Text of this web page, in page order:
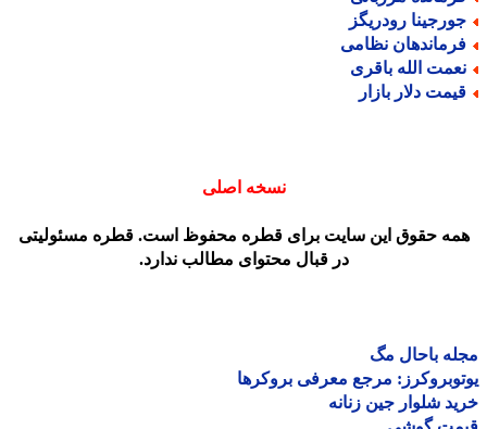
رودریگز
نظامی
الله باقری
دلار بازار
نسخه اصلی
حقوق این سایت برای قطره محفوظ است. قطره مسئولیتی
در قبال محتوای مطالب ندارد.
باحال مگ
مرجع معرفی بروکرها
شلوار جین زنانه